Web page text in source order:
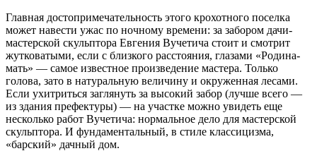
Главная достопримечательность этого крохотного поселка
может навести ужас по ночному времени: за забором дачи-
мастерской скульптора Евгения Вучетича стоит и смотрит
жутковатыми, если с близкого расстояния, глазами «Родина-
мать» — самое известное произведение мастера. Только
голова, зато в натуральную величину и окруженная лесами.
Если ухитриться заглянуть за высокий забор (лучше всего —
из здания префектуры) — на участке можно увидеть еще
несколько работ Вучетича: нормальное дело для мастерской
скульптора. И фундаментальный, в стиле классицизма,
«барский» дачный дом.